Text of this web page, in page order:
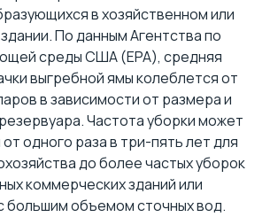
в хозяйственном или
По данным Агентства по
среды США (EPA), средняя
выгребной ямы колеблется от
в зависимости от размера и
Частота уборки может
одного раза в три-пять лет для
до более частых уборок
коммерческих зданий или
большим объемом сточных вод.